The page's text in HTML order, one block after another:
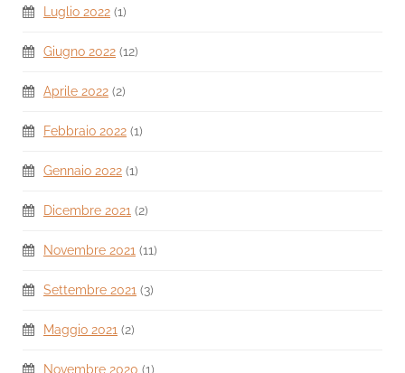
Luglio 2022 (1)
Giugno 2022 (12)
Aprile 2022 (2)
Febbraio 2022 (1)
Gennaio 2022 (1)
Dicembre 2021 (2)
Novembre 2021 (11)
Settembre 2021 (3)
Maggio 2021 (2)
Novembre 2020 (1)